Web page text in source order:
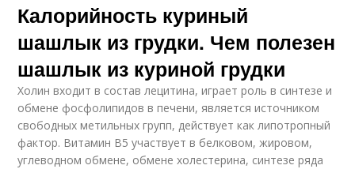
Калорийность куриный
шашлык из грудки. Чем полезен
шашлык из куриной грудки
Холин входит в состав лецитина, играет роль в синтезе и
обмене фосфолипидов в печени, является источником
свободных метильных групп, действует как липотропный
фактор. Витамин В5 участвует в белковом, жировом,
углеводном обмене, обмене холестерина, синтезе ряда